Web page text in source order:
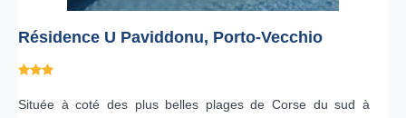
Résidence U Paviddonu, Porto-Vecchio
Située à coté des plus belles plages de Corse du sud à